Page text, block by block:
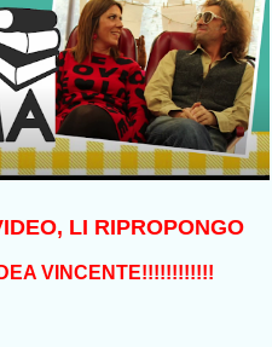
LI RIPROPONGO
VINCENTE!!!!!!!!!!!!